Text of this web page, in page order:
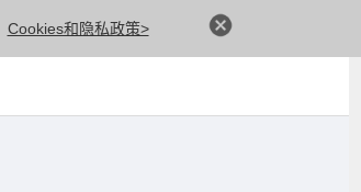
Cookies和隐私政策>